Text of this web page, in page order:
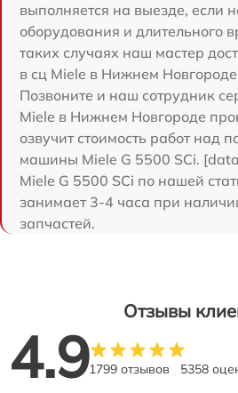
выполняется на выезде, если
оборудования и длительного
таких случаях наш мастер
в сц Miele в Нижнем
Позвоните и наш сотрудник
Miele в Нижнем Новгороде
озвучит стоимость работ над
машины Miele G 5500 SCi.
Miele G 5500 SCi по нашей
занимает 3-4 часа при
запчастей.
Отзывы
4.91799 отзывов 5358